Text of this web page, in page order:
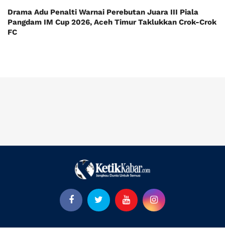
Drama Adu Penalti Warnai Perebutan Juara III Piala
Pangdam IM Cup 2026, Aceh Timur Taklukkan Crok-Crok
FC